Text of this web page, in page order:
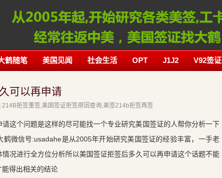
鹤随笔 美国见闻 社会生活 OPT J1J2 V92签证
可以再申请
| 214B拒签重签,美国签证拒签原因查询,美签214b拒签再签
这个问题是这样的尽可能找一个专业研究美国签证的人帮你分析一下
鹤微信号:usadahe是从2005年开始研究美国签证的经验丰富，一手老
况进行全方位分析所以美国签证拒签后多久可以再申请这个话题不能
得出相关的结论